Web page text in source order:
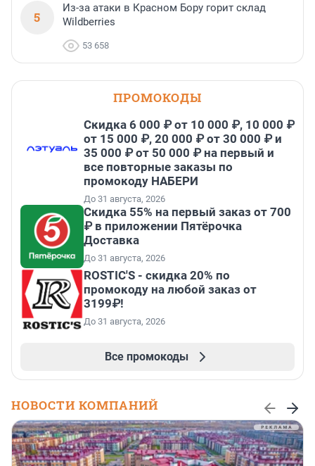
5
Из-за атаки в Красном Бору горит склад
Wildberries
53 658
ПРОМОКОДЫ
Скидка 6 000 ₽ от 10 000 ₽, 10 000 ₽
от 15 000 ₽, 20 000 ₽ от 30 000 ₽ и
35 000 ₽ от 50 000 ₽ на первый и
все повторные заказы по
промокоду НАБЕРИ
До 31 августа, 2026
Скидка 55% на первый заказ от 700
₽ в приложении Пятёрочка
Доставка
До 31 августа, 2026
ROSTIC'S - скидка 20% по
промокоду на любой заказ от
3199₽!
До 31 августа, 2026
Все промокоды
НОВОСТИ КОМПАНИЙ